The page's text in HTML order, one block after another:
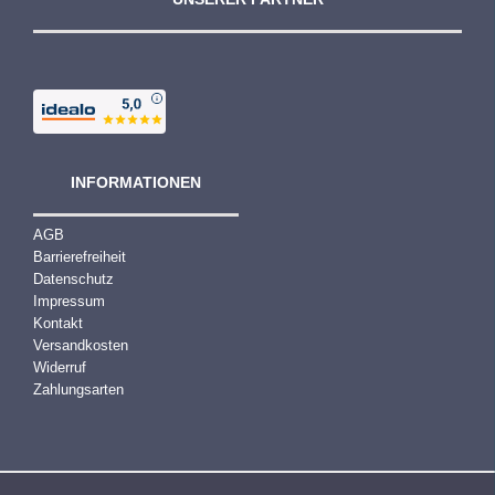
INFORMATIONEN
AGB
Barrierefreiheit
Datenschutz
Impressum
Kontakt
Versandkosten
Widerruf
Zahlungsarten